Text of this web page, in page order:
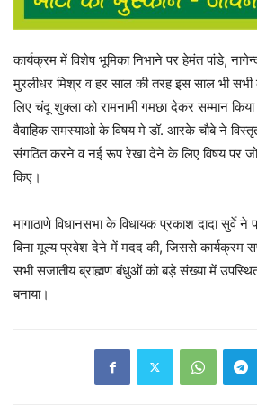
कार्यक्रम में विशेष भूमिका निभाने पर हेमंत पांडे,
मुरलीधर मिश्र व हर साल की तरह इस साल भी
लिए चंदू शुक्ला को रामनामी गमछा देकर सम्मान
वैवाहिक समस्याओ के विषय मे डॉ. आरके चौबे ने
संगठित करने व नई रूप रेखा देने के लिए विषय पर
किए।
मागाठाणे विधानसभा के विधायक प्रकाश दादा सुर्वे
बिना मूल्य प्रवेश देने में मदद की, जिससे कार्यक्रम
सभी सजातीय ब्राह्मण बंधुओं को बड़े संख्या में
बनाया।